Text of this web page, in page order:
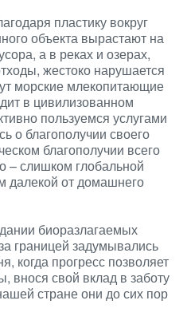
пластику вокруг
объекта вырастают на
а в реках и озерах,
жестоко нарушается
морские млекопитающие
в цивилизованном
пользуемся услугами
о благополучии своего
благополучии всего
– слишком глобальной
далекой от домашнего
биоразлагаемых
границей задумывались
когда прогресс позволяет
внося свой вклад в заботу
стране они до сих пор